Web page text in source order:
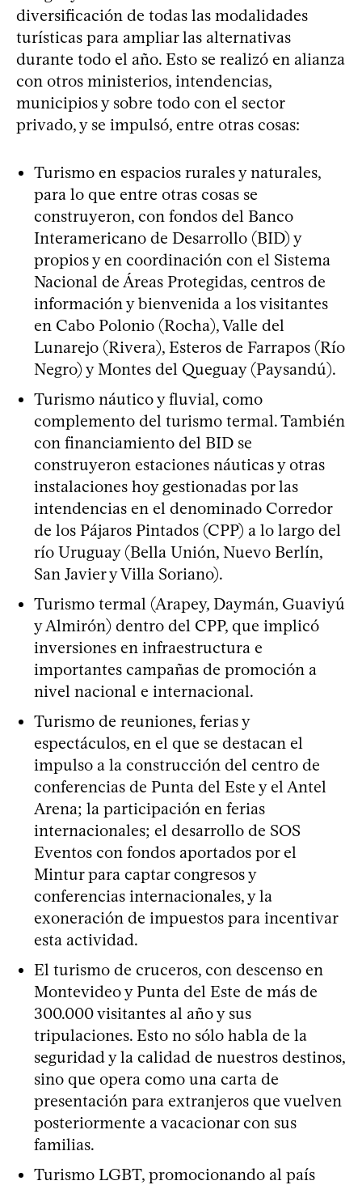
diversificación de todas las modalidades
turísticas para ampliar las alternativas
durante todo el año. Esto se realizó en alianza
con otros ministerios, intendencias,
municipios y sobre todo con el sector
privado, y se impulsó, entre otras cosas:
Turismo en espacios rurales y naturales,
para lo que entre otras cosas se
construyeron, con fondos del Banco
Interamericano de Desarrollo (BID) y
propios y en coordinación con el Sistema
Nacional de Áreas Protegidas, centros de
información y bienvenida a los visitantes
en Cabo Polonio (Rocha), Valle del
Lunarejo (Rivera), Esteros de Farrapos (Río
Negro) y Montes del Queguay (Paysandú).
Turismo náutico y fluvial, como
complemento del turismo termal. También
con financiamiento del BID se
construyeron estaciones náuticas y otras
instalaciones hoy gestionadas por las
intendencias en el denominado Corredor
de los Pájaros Pintados (CPP) a lo largo del
río Uruguay (Bella Unión, Nuevo Berlín,
San Javier y Villa Soriano).
Turismo termal (Arapey, Daymán, Guaviyú
y Almirón) dentro del CPP, que implicó
inversiones en infraestructura e
importantes campañas de promoción a
nivel nacional e internacional.
Turismo de reuniones, ferias y
espectáculos, en el que se destacan el
impulso a la construcción del centro de
conferencias de Punta del Este y el Antel
Arena; la participación en ferias
internacionales; el desarrollo de SOS
Eventos con fondos aportados por el
Mintur para captar congresos y
conferencias internacionales, y la
exoneración de impuestos para incentivar
esta actividad.
El turismo de cruceros, con descenso en
Montevideo y Punta del Este de más de
300.000 visitantes al año y sus
tripulaciones. Esto no sólo habla de la
seguridad y la calidad de nuestros destinos,
sino que opera como una carta de
presentación para extranjeros que vuelven
posteriormente a vacacionar con sus
familias.
Turismo LGBT, promocionando al país